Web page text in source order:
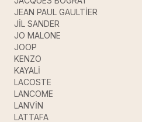
JEAN PAUL GAULTİER
JİL SANDER
JO MALONE
JOOP
KENZO
KAYALİ
LACOSTE
LANCOME
LANVİN
LATTAFA